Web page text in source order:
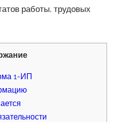
работы, трудовых
1-ИП